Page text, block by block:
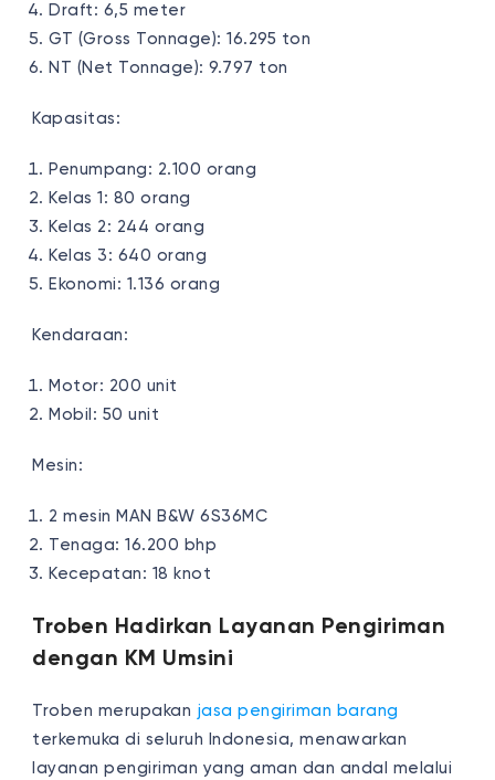
Draft: 6,5 meter
GT (Gross Tonnage): 16.295 ton
NT (Net Tonnage): 9.797 ton
Kapasitas:
Penumpang: 2.100 orang
Kelas 1: 80 orang
Kelas 2: 244 orang
Kelas 3: 640 orang
Ekonomi: 1.136 orang
Kendaraan:
Motor: 200 unit
Mobil: 50 unit
Mesin:
2 mesin MAN B&W 6S36MC
Tenaga: 16.200 bhp
Kecepatan: 18 knot
Troben Hadirkan Layanan Pengiriman
dengan KM Umsini
Troben merupakan jasa pengiriman barang
terkemuka di seluruh Indonesia, menawarkan
layanan pengiriman yang aman dan andal melalui